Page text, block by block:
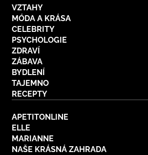
VZTAHY
MÓDA A KRÁSA
CELEBRITY
PSYCHOLOGIE
ZDRAVÍ
ZÁBAVA
BYDLENÍ
TAJEMNO
RECEPTY
APETITONLINE
ELLE
MARIANNE
NAŠE KRÁSNÁ ZAHRADA